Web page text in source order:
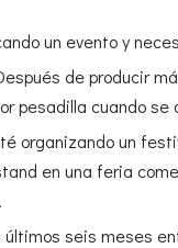
un evento y
de producir
pesadilla cuando se
organizando un
en una feria
últimos seis meses